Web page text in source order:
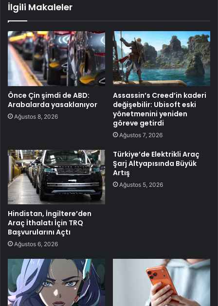
İlgili Makaleler
Önce Çin şimdi de ABD:
Arabalarda yasaklanıyor
Ağustos 8, 2026
Assassin’s Creed’in kaderi
değişebilir: Ubisoft eski
yönetmenini yeniden
göreve getirdi
Ağustos 7, 2026
Hindistan, İngiltere’den
Araç İthalatı İçin TRQ
Başvurularını Açtı
Ağustos 6, 2026
Türkiye’de Elektrikli Araç
Şarj Altyapısında Büyük
Artış
Ağustos 5, 2026